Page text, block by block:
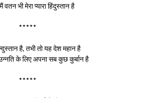
वतन भी मेरा प्यारा हिंदुस्तान है
*****
है, तभी तो यह देश महान है
के लिए अपना सब कुछ कुर्बान है
*****